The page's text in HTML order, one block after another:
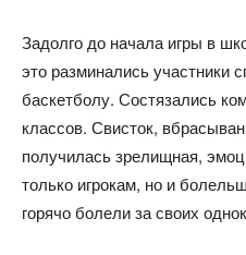
Задолго до начала игры в
это разминались участники
баскетболу. Состязались
классов. Свисток,
получилась зрелищная,
только игрокам, но и
горячо болели за своих